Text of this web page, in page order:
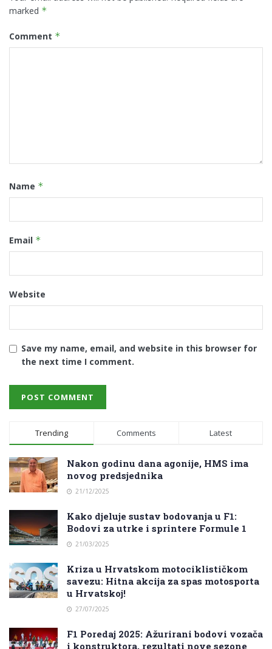
marked *
Comment *
Name *
Email *
Website
Save my name, email, and website in this browser for
the next time I comment.
Trending Comments Latest
Nakon godinu dana agonije, HMS ima
novog predsjednika
21/12/2025
Kako djeluje sustav bodovanja u F1:
Bodovi za utrke i sprintere Formule 1
21/03/2025
Kriza u Hrvatskom motociklističkom
savezu: Hitna akcija za spas motosporta
u Hrvatskoj!
27/07/2025
F1 Poredaj 2025: Ažurirani bodovi vozača
i konstruktora, rezultati nove sezone